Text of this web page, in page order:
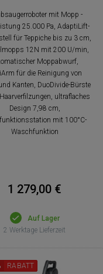
mit Mopp -
25.000 Pa, AdaptiLift-
für Teppiche bis zu 3 cm,
12N mit 200 U/min,
Moppabwurf,
für die Reinigung von
Kanten, DuoDivide-Bürste
ultraflaches
Design 7,98 cm,
mit 100°C-
Waschfunktion
1 279,00 €
Auf Lager
2 Werktage Lieferzeit
RABATT